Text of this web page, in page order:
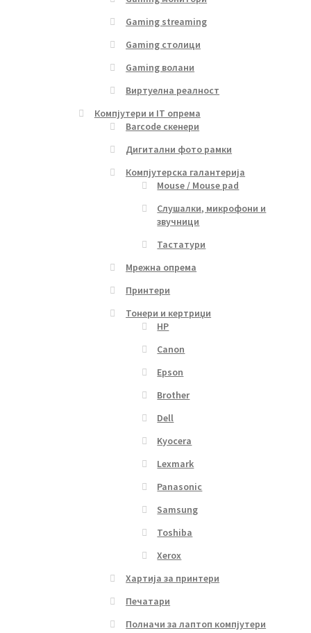
Gaming streaming
Gaming столици
Gaming волани
Виртуелна реалност
Компјутери и IT опрема
Barcode скенери
Дигитални фото рамки
Компјутерска галантерија
Mouse / Mouse pad
Слушалки, микрофони и
звучници
Тастатури
Мрежна опрема
Принтери
Тонери и кертриџи
HP
Canon
Epson
Brother
Dell
Kyocera
Lexmark
Panasonic
Samsung
Toshiba
Xerox
Хартија за принтери
Печатари
Полначи за лаптоп компјутери